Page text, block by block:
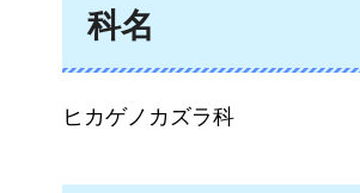
科名
ヒカゲノカズラ科